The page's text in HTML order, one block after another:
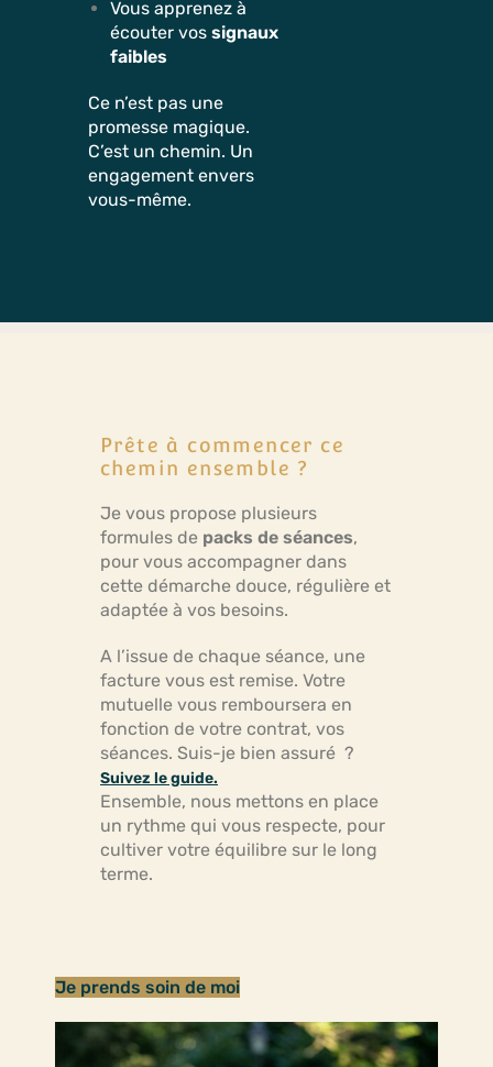
Vous apprenez à
écouter vos signaux
faibles
Ce n’est pas une
promesse magique.
C’est un chemin. Un
engagement envers
vous-même.
Prête à commencer ce
chemin ensemble ?
Je vous propose plusieurs
formules de packs de séances,
pour vous accompagner dans
cette démarche douce, régulière et
adaptée à vos besoins.
A l’issue de chaque séance, une
facture vous est remise. Votre
mutuelle vous remboursera en
fonction de votre contrat, vos
séances. Suis-je bien assuré ?
Suivez le guide.
Ensemble, nous mettons en place
un rythme qui vous respecte, pour
cultiver votre équilibre sur le long
terme.
Je prends soin de moi